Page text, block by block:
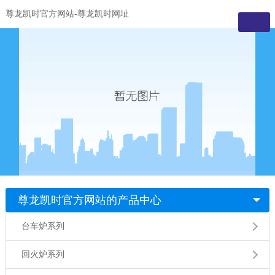
尊龙凯时官方网站-尊龙凯时网址
尊龙凯时官方网站的产品中心
台车炉系列
回火炉系列